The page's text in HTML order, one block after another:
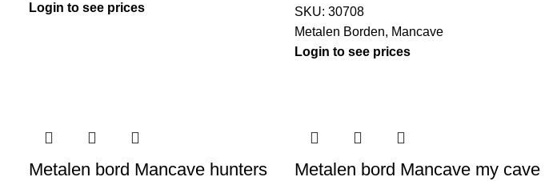
Login to see prices
SKU:30708
Metalen Borden, Mancave
Login to see prices
Metalen bord Mancave hunters
Metalen bord Mancave my cave